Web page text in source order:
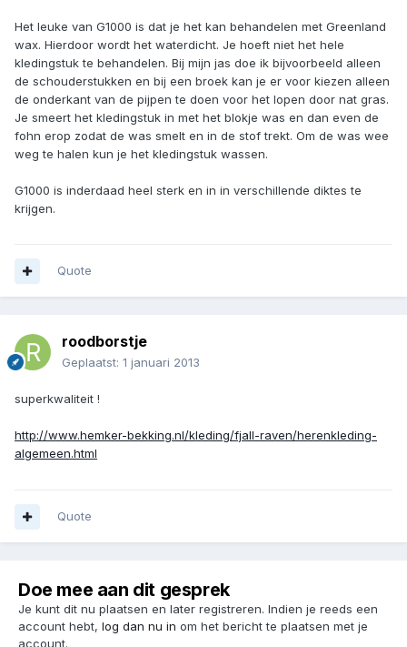
Het leuke van G1000 is dat je het kan behandelen met Greenland
wax. Hierdoor wordt het waterdicht. Je hoeft niet het hele
kledingstuk te behandelen. Bij mijn jas doe ik bijvoorbeeld alleen
de schouderstukken en bij een broek kan je er voor kiezen alleen
de onderkant van de pijpen te doen voor het lopen door nat gras.
Je smeert het kledingstuk in met het blokje was en dan even de
fohn erop zodat de was smelt en in de stof trekt. Om de was wee
weg te halen kun je het kledingstuk wassen.
G1000 is inderdaad heel sterk en in in verschillende diktes te
krijgen.
Quote
roodborstje
Geplaatst: 1 januari 2013
superkwaliteit !
http://www.hemker-bekking.nl/kleding/fjall-raven/herenkleding-
algemeen.html
Quote
Doe mee aan dit gesprek
Je kunt dit nu plaatsen en later registreren. Indien je reeds een
account hebt, log dan nu in om het bericht te plaatsen met je
account.